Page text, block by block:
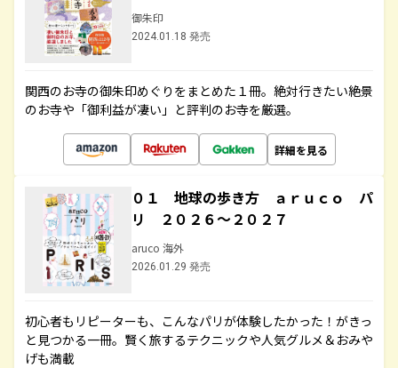
御朱印
2024.01.18 発売
関西のお寺の御朱印めぐりをまとめた１冊。絶対行きたい絶景
のお寺や「御利益が凄い」と評判のお寺を厳選。
詳細を見る
０１ 地球の歩き方 ａｒｕｃｏ パ
リ ２０２６～２０２７
aruco 海外
2026.01.29 発売
初心者もリピーターも、こんなパリが体験したかった！がきっ
と見つかる一冊。賢く旅するテクニックや人気グルメ＆おみや
げも満載